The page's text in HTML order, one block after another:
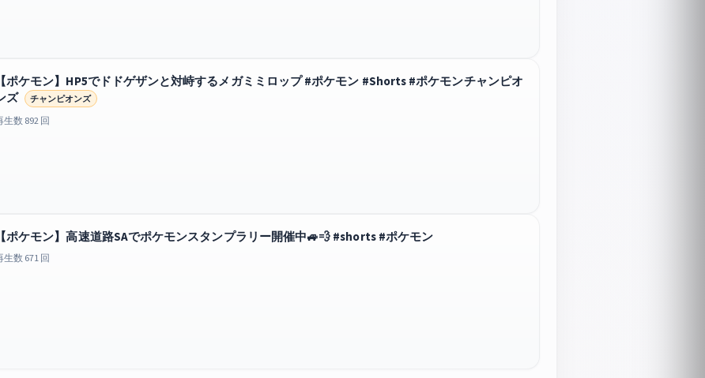
【ポケモン】HP5でドドゲザンと対峙するメガミミロップ #ポケモン #Shorts #ポケモンチャンピオ
ズ
チャンピオンズ
生数 892 回
【ポケモン】高速道路SAでポケモンスタンプラリー開催中🚙💨 #shorts #ポケモン
生数 671 回